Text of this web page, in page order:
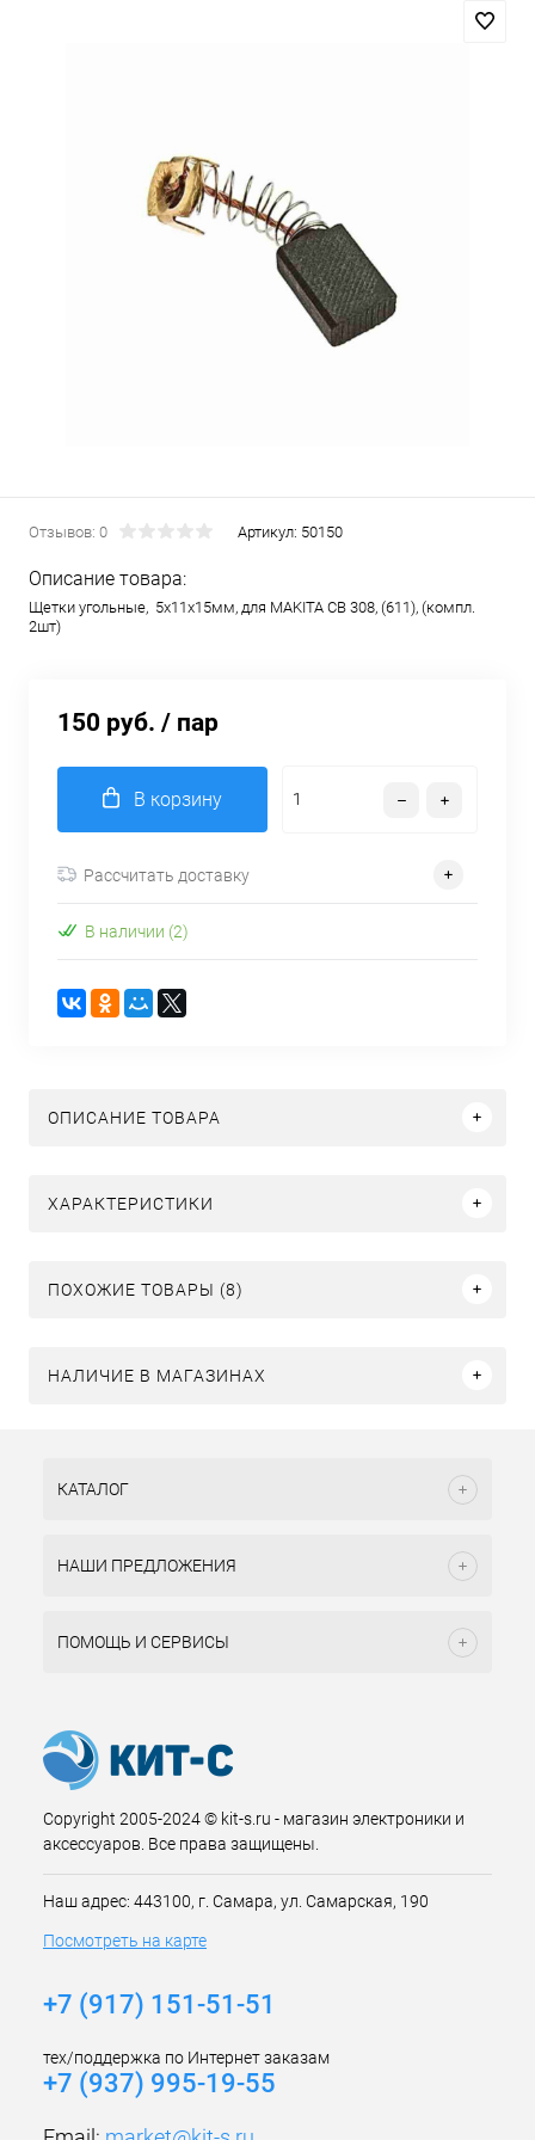
Отзывов: 0 Артикул: 50150
Описание товара:
Щетки угольные, 5х11х15мм, для MAKITA CB 308, (611), (компл.
2шт)
150 руб. / пар
В корзину
Рассчитать доставку
В наличии (2)
ОПИСАНИЕ ТОВАРА
ХАРАКТЕРИСТИКИ
ПОХОЖИЕ ТОВАРЫ (8)
НАЛИЧИЕ В МАГАЗИНАХ
КАТАЛОГ
НАШИ ПРЕДЛОЖЕНИЯ
ПОМОЩЬ И СЕРВИСЫ
Copyright 2005-2024 © kit-s.ru - магазин электроники и
аксессуаров. Все права защищены.
Наш адрес: 443100, г. Самара, ул. Самарская, 190
Посмотреть на карте
+7 (917) 151-51-51
тех/поддержка по Интернет заказам
+7 (937) 995-19-55